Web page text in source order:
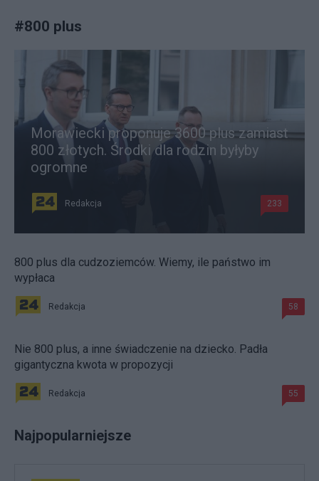
#800 plus
Morawiecki proponuje 3600 plus zamiast
800 złotych. Środki dla rodzin byłyby
ogromne
Redakcja 233
800 plus dla cudzoziemców. Wiemy, ile państwo im
wypłaca
Redakcja 58
Nie 800 plus, a inne świadczenie na dziecko. Padła
gigantyczna kwota w propozycji
Redakcja 55
Najpopularniejsze